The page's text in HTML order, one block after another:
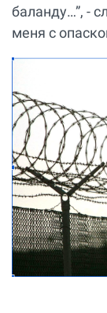
баланду…”, -
меня с